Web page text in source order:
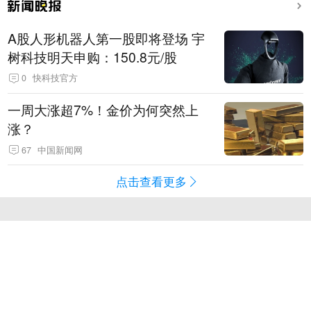
A股人形机器人第一股即将登场 宇
树科技明天申购：150.8元/股
0 快科技官方
一周大涨超7%！金价为何突然上
涨？
67 中国新闻网
点击查看更多